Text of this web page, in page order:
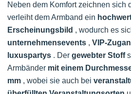
Neben dem Komfort zeichnen sich
verleiht dem Armband ein
Erscheinungsbild , wodurch es
unternehmensevents , VIP-
luxuspartys . Der gewebter Stoff
Armbänder mit einem
mm , wobei sie auch bei